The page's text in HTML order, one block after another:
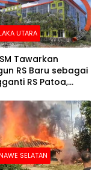
UTARA
Tawarkan
RS Baru sebagai
RS Patoa,
SELATAN